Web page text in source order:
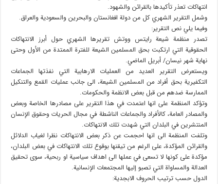
انتهاكات تعذر تأكيدها بالقرائن والشهود.
وشمل التقرير الشهري كل من دولة افغانستان والبحرين والسعودية والعراق.
وفيما يلي نص التقرير:
تصدر منظمة شيعة رايتس ووتش تقريرها الشهري حول أبرز الانتهاكات
الحقوقية التي ارتكبت بحق المسلمين الشيعة للفترة الممتدة من الأول وحتى
نهاية شهر نيسان/ أبريل الماضي.
ويستعرض التقرير العديد من العمليات الارهابية التي نفذتها الجماعات
التكفيرية بحق أفراد من المسلمين الشيعة، الى جانب عمليات القمع والتنكيل
الممارسة ضدهم من قبل بعض الانظمة والحكومات.
وتؤكد المنظمة على انها اعتمدت في هذا التقرير على مصادرها الخاصة وبعض
والمصادر العامة، كالأفراد والجماعات الناشطة في مجال الحريات وحقوق الإنسان
المنتشرين في البلدان التي شهدت تلك الانتهاكات.
وتلفت المنظمة الى انها احجمت عن ذكر بعض الانتهاكات نظرا لغياب الدلائل
والقرائن المؤكدة، على الرغم من تيقنها بوقوع تلك الانتهاكات في بعض البلدان،
مؤكدة على كونها لا تسعى في عملها الى اهداف سياسية او ربحية، سوى تحقيق
العدالة والمساواة التي تصبو إليها المجتمعات الإنسانية.
الدول حسب ترتيب الحروف الابجدية: